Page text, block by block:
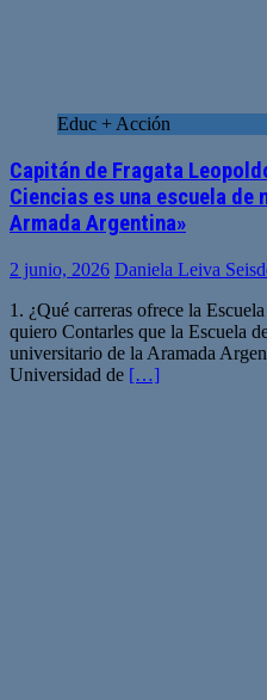
Educ + Acción
Capitán de Fragata
Ciencias es una escuela
Armada Argentina»
2 junio, 2026 Daniela Leiva
1. ¿Qué carreras ofrece la
quiero Contarles que la Escuela
universitario de la Aramada
Universidad de […]